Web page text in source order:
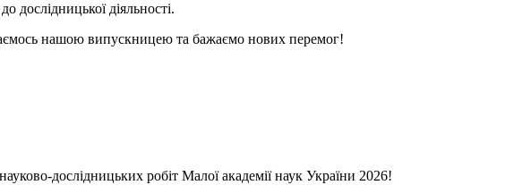
дослідницької діяльності.
нашою випускницею та бажаємо нових перемог!
дослідницьких робіт Малої академії наук України 2026!